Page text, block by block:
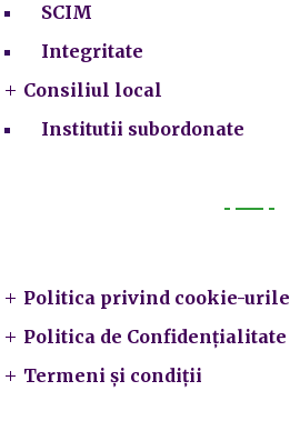
SCIM
Integritate
Consiliul local
Institutii subordonate
Politica privind cookie-urile
Politica de Confidențialitate
Termeni și condiții